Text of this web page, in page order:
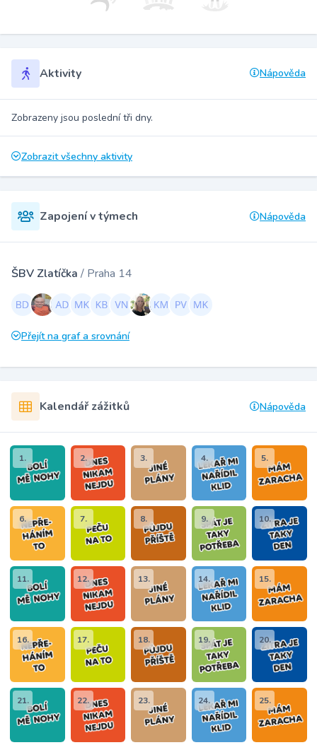
Aktivity Nápověda
Zobrazeny jsou poslední tři dny.
Zobrazit všechny aktivity
Zapojení v týmech Nápověda
ŠBV Zlatíčka / Praha 14
Přejít na graf a srovnání
Kalendář zážitků Nápověda
1. 2. 3. 4. 5.
6. 7. 8. 9. 10.
11. 12. 13. 14. 15.
16. 17. 18. 19. 20.
21. 22. 23. 24. 25.